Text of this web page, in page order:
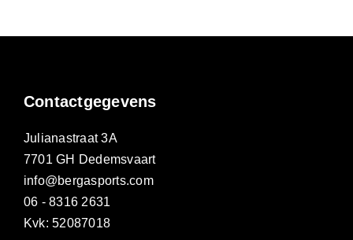
Contactgegevens
Julianastraat 3A
7701 GH Dedemsvaart
info@bergasports.com
06 - 8316 2631
Kvk: 52087018